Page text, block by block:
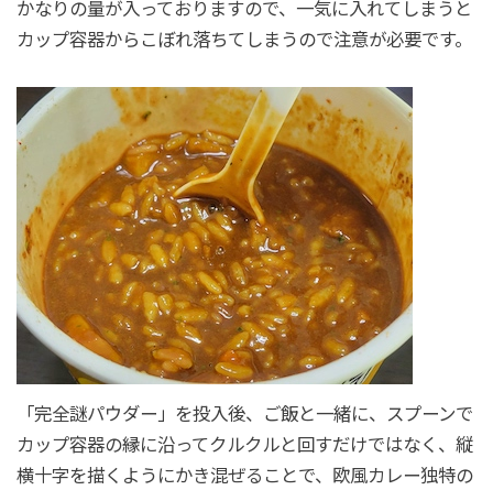
かなりの量が入っておりますので、一気に入れてしまうと
カップ容器からこぼれ落ちてしまうので注意が必要です。
「完全謎パウダー」を投入後、ご飯と一緒に、スプーンで
カップ容器の縁に沿ってクルクルと回すだけではなく、縦
横十字を描くようにかき混ぜることで、欧風カレー独特の